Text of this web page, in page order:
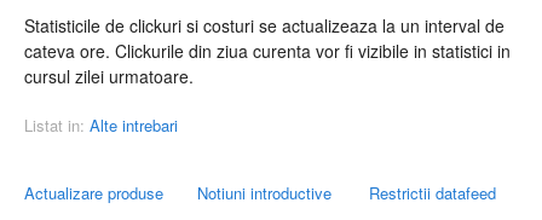
Actualizare produse
Notiuni introductive
Restrictii datafeed
Statisticile de clickuri si costuri se actualizeaza la un interval de
cateva ore. Clickurile din ziua curenta vor fi vizibile in statistici in
cursul zilei urmatoare.
Listat in: Alte intrebari